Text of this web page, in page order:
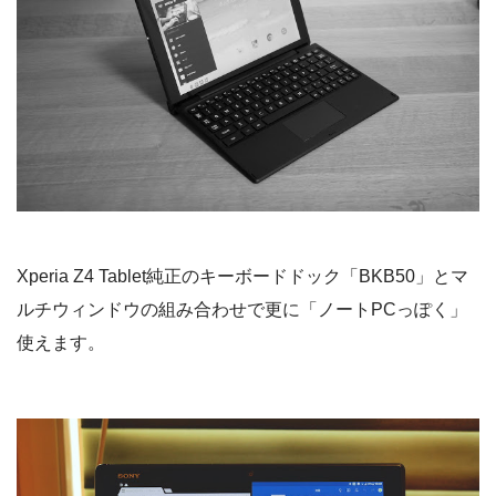
Xperia Z4 Tablet純正のキーボードドック「BKB50」とマ
ルチウィンドウの組み合わせで更に「ノートPCっぽく」
使えます。